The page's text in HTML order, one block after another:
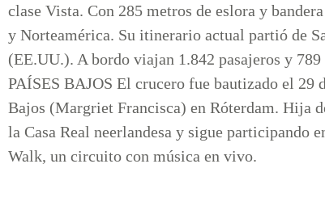
clase Vista. Con 285 metros de eslora y
y Norteamérica. Su itinerario actual partió de
(EE.UU.). A bordo viajan 1.842 pasajeros y
PAÍSES BAJOS El crucero fue bautizado el 29
Bajos (Margriet Francisca) en Róterdam. Hija
la Casa Real neerlandesa y sigue
Walk, un circuito con música en vivo.